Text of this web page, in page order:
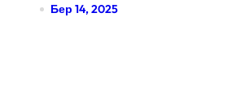
Бер 14, 2025